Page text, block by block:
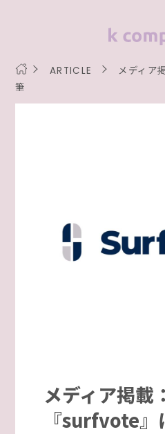
ARTICLE
メディア
筆
メディア掲載：
『surfvote』